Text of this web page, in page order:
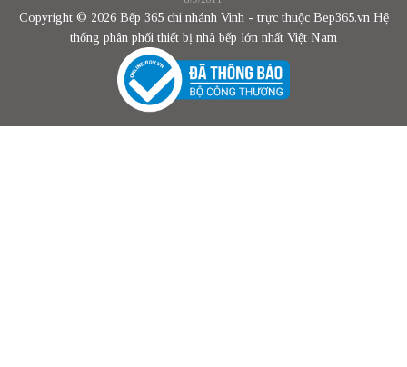
Copyright © 2026 Bếp 365 chi nhánh Vinh - trực thuộc Bep365.vn Hệ
thống phân phối thiết bị nhà bếp lớn nhất Việt Nam